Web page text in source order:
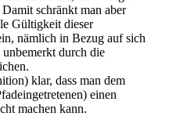
schränkt man aber
Gültigkeit dieser
nämlich in Bezug auf sich
durch die
klar, dass man dem
einen
machen kann.